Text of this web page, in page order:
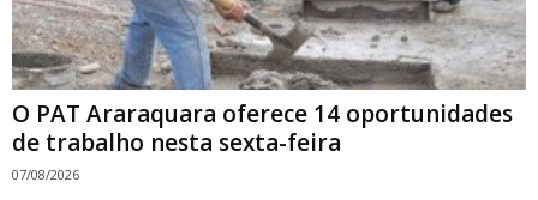
O PAT Araraquara oferece 14 oportunidades
de trabalho nesta sexta-feira
07/08/2026